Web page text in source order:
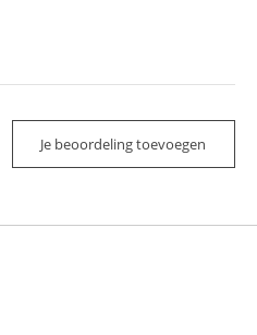
Je beoordeling toevoegen